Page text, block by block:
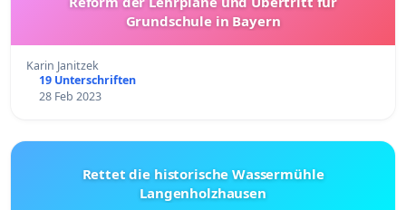
Grundschule in Bayern
Karin Janitzek
19 Unterschriften
28 Feb 2023
Rettet die historische Wassermühle
Langenholzhausen